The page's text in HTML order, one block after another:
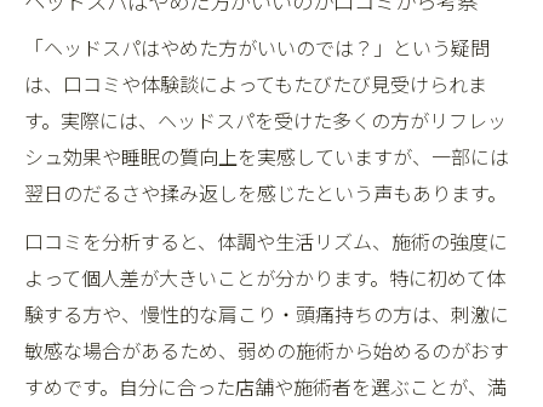
「ヘッドスパはやめた方がいいのでは？」という疑問
は、口コミや体験談によってもたびたび見受けられま
す。実際には、ヘッドスパを受けた多くの方がリフレッ
シュ効果や睡眠の質向上を実感していますが、一部には
翌日のだるさや揉み返しを感じたという声もあります。
口コミを分析すると、体調や生活リズム、施術の強度に
よって個人差が大きいことが分かります。特に初めて体
験する方や、慢性的な肩こり・頭痛持ちの方は、刺激に
敏感な場合があるため、弱めの施術から始めるのがおす
すめです。自分に合った店舗や施術者を選ぶことが、満